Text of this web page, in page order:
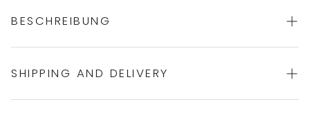
BESCHREIBUNG
trendiger Slip von MARIE JO
SHIPPING AND DELIVERY